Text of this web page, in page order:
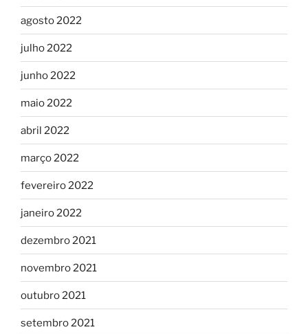
agosto 2022
julho 2022
junho 2022
maio 2022
abril 2022
março 2022
fevereiro 2022
janeiro 2022
dezembro 2021
novembro 2021
outubro 2021
setembro 2021